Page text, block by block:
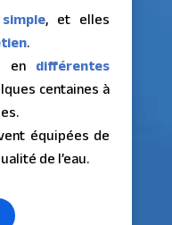
, et elles
.
en différentes
centaines à
équipées de
de l’eau.